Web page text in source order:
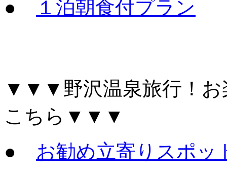
● １泊朝食付プラン
▼▼▼野沢温泉旅行！お
こちら▼▼▼
● お勧め立寄りスポッ